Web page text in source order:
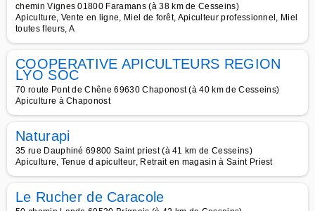
chemin Vignes 01800 Faramans (à 38 km de Cesseins)
Apiculture, Vente en ligne, Miel de forêt, Apiculteur professionnel, Miel
toutes fleurs, A
COOPERATIVE APICULTEURS REGION
LYO SOC
70 route Pont de Chêne 69630 Chaponost (à 40 km de Cesseins)
Apiculture à Chaponost
Naturapi
35 rue Dauphiné 69800 Saint priest (à 41 km de Cesseins)
Apiculture, Tenue d apiculteur, Retrait en magasin à Saint Priest
Le Rucher de Caracole